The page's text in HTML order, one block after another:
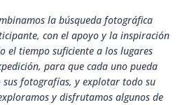
la búsqueda fotográfica
con el apoyo y la inspiración
el tiempo suficiente a los lugares
para que cada uno pueda
fotografías, y explotar todo su
y disfrutamos algunos de